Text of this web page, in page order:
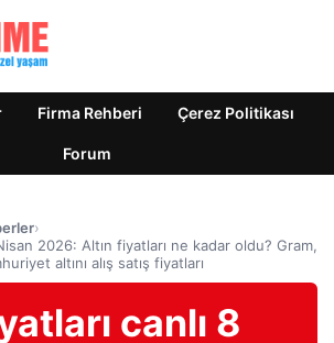
Firma Rehberi Çerez Politikası
Forum
›
2026: Altın fiyatları ne kadar oldu? Gram,
altını alış satış fiyatları
canlı 8